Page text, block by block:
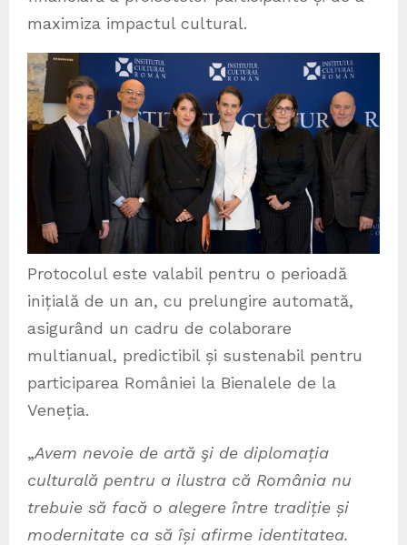
maximiza impactul cultural.
Protocolul este valabil pentru o perioadă
inițială de un an, cu prelungire automată,
asigurând un cadru de colaborare
multianual, predictibil și sustenabil pentru
participarea României la Bienalele de la
Veneția.
„Avem nevoie de artă şi de diplomația
culturală pentru a ilustra că România nu
trebuie să facă o alegere între tradiție și
modernitate ca să își afirme identitatea.